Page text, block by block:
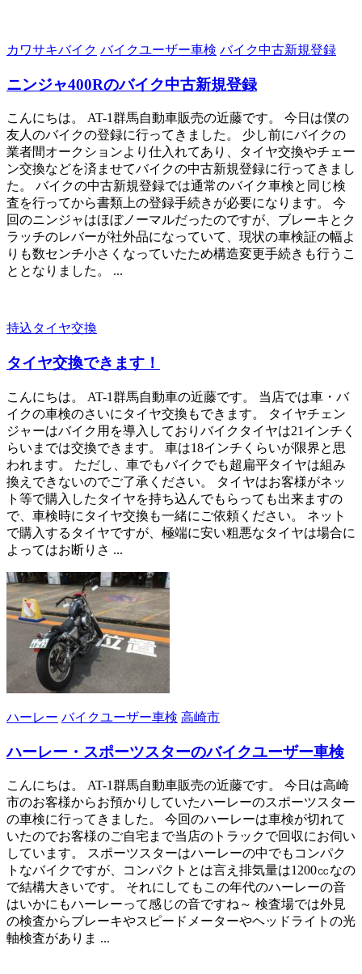
カワサキバイク バイクユーザー車検 バイク中古新規登録
ニンジャ400Rのバイク中古新規登録
こんにちは。 AT-1群馬自動車販売の近藤です。 今日は僕の
友人のバイクの登録に行ってきました。 少し前にバイクの
業者間オークションより仕入れてあり、タイヤ交換やチェー
ン交換などを済ませてバイクの中古新規登録に行ってきまし
た。 バイクの中古新規登録では通常のバイク車検と同じ検
査を行ってから書類上の登録手続きが必要になります。 今
回のニンジャはほぼノーマルだったのですが、ブレーキとク
ラッチのレバーが社外品になっていて、現状の車検証の幅よ
りも数センチ小さくなっていたため構造変更手続きも行うこ
ととなりました。 ...
持込タイヤ交換
タイヤ交換できます！
こんにちは。 AT-1群馬自動車の近藤です。 当店では車・バ
イクの車検のさいにタイヤ交換もできます。 タイヤチェン
ジャーはバイク用を導入しておりバイクタイヤは21インチく
らいまでは交換できます。 車は18インチくらいが限界と思
われます。 ただし、車でもバイクでも超扁平タイヤは組み
換えできないのでご了承ください。 タイヤはお客様がネッ
ト等で購入したタイヤを持ち込んでもらっても出来ますの
で、車検時にタイヤ交換も一緒にご依頼ください。 ネット
で購入するタイヤですが、極端に安い粗悪なタイヤは場合に
よってはお断りさ ...
ハーレー バイクユーザー車検 高崎市
ハーレー・スポーツスターのバイクユーザー車検
こんにちは。 AT-1群馬自動車販売の近藤です。 今日は高崎
市のお客様からお預かりしていたハーレーのスポーツスター
の車検に行ってきました。 今回のハーレーは車検が切れて
いたのでお客様のご自宅まで当店のトラックで回収にお伺い
しています。 スポーツスターはハーレーの中でもコンパク
トなバイクですが、コンパクトとは言え排気量は1200㏄なの
で結構大きいです。 それにしてもこの年代のハーレーの音
はいかにもハーレーって感じの音ですね～ 検査場では外見
の検査からブレーキやスピードメーターやヘッドライトの光
軸検査がありま ...